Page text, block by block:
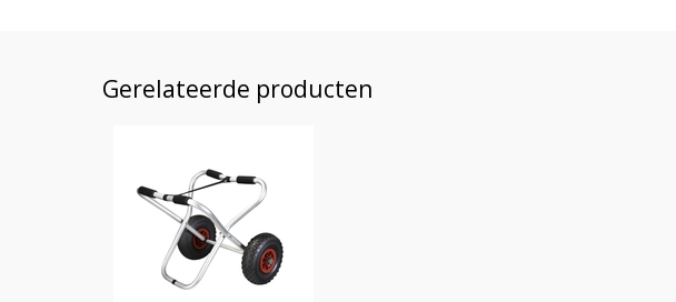
Gerelateerde producten